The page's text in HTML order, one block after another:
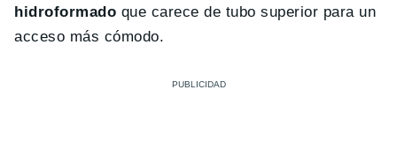
hidroformado que carece de tubo superior para un
acceso más cómodo.